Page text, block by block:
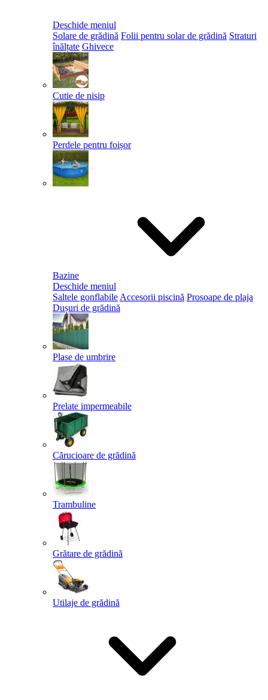
Deschide meniul
Solare de grădină Folii pentru solar de grădină Straturi
înălțate Ghivece
Cutie de nisip
Perdele pentru foișor
Bazine
Deschide meniul
Saltele gonflabile Accesorii piscină Prosoape de plaja
Dușuri de grădină
Plase de umbrire
Prelate impermeabile
Cărucioare de grădină
Trambuline
Grătare de grădină
Utilaje de grădină